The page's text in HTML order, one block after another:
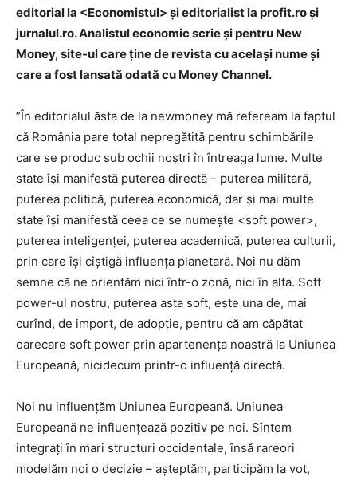
editorial la <Economistul> și editorialist la profit.ro și
jurnalul.ro. Analistul economic scrie și pentru New
Money, site-ul care ține de revista cu același nume și
care a fost lansată odată cu Money Channel.
”În editorialul ăsta de la newmoney mă refeream la faptul
că România pare total nepregătită pentru schimbările
care se produc sub ochii noștri în întreaga lume. Multe
state își manifestă puterea directă – puterea militară,
puterea politică, puterea economică, dar și mai multe
state își manifestă ceea ce se numește <soft power>,
puterea inteligenței, puterea academică, puterea culturii,
prin care își cîștigă influența planetară. Noi nu dăm
semne că ne orientăm nici într-o zonă, nici în alta. Soft
power-ul nostru, puterea asta soft, este una de, mai
curînd, de import, de adopție, pentru că am căpătat
oarecare soft power prin apartenența noastră la Uniunea
Europeană, nicidecum printr-o influență directă.
Noi nu influențăm Uniunea Europeană. Uniunea
Europeană ne influențează pozitiv pe noi. Sîntem
integrați în mari structuri occidentale, însă rareori
modelăm noi o decizie – așteptăm, participăm la vot,